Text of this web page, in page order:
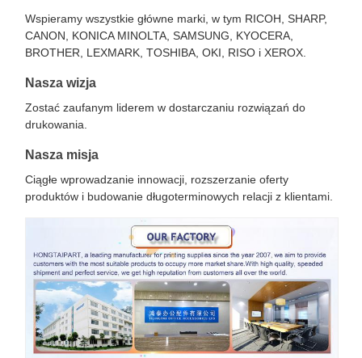
Wspieramy wszystkie główne marki, w tym RICOH, SHARP,
CANON, KONICA MINOLTA, SAMSUNG, KYOCERA,
BROTHER, LEXMARK, TOSHIBA, OKI, RISO i XEROX.
Nasza wizja
Zostać zaufanym liderem w dostarczaniu rozwiązań do
drukowania.
Nasza misja
Ciągłe wprowadzanie innowacji, rozszerzanie oferty
produktów i budowanie długoterminowych relacji z klientami.